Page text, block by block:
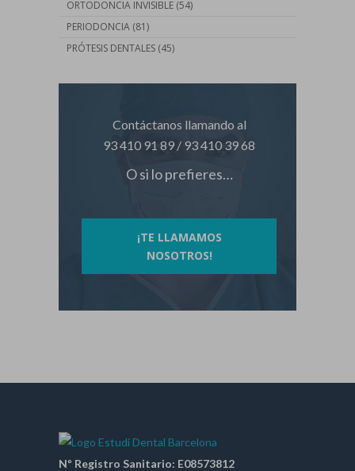
ORTODONCIA INVISIBLE (54)
PERIODONCIA (81)
PRÓTESIS DENTALES (45)
Contáctanos llamando al
93 410 91 89 / 93 410 39 68
O si lo prefieres…
¡TE LLAMAMOS
NOSOTROS!
Nº Registro Sanitario: E08573812